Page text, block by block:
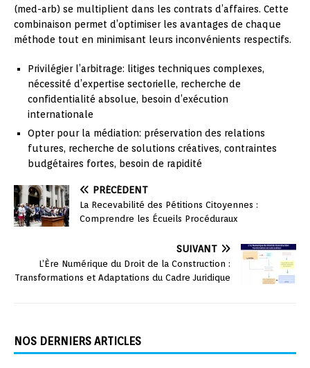
(med-arb) se multiplient dans les contrats d’affaires. Cette
combinaison permet d’optimiser les avantages de chaque
méthode tout en minimisant leurs inconvénients respectifs.
Privilégier l’arbitrage: litiges techniques complexes,
nécessité d’expertise sectorielle, recherche de
confidentialité absolue, besoin d’exécution
internationale
Opter pour la médiation: préservation des relations
futures, recherche de solutions créatives, contraintes
budgétaires fortes, besoin de rapidité
PRÉCÉDENT
La Recevabilité des Pétitions Citoyennes :
Comprendre les Écueils Procéduraux
SUIVANT
L’Ère Numérique du Droit de la Construction :
Transformations et Adaptations du Cadre Juridique
NOS DERNIERS ARTICLES